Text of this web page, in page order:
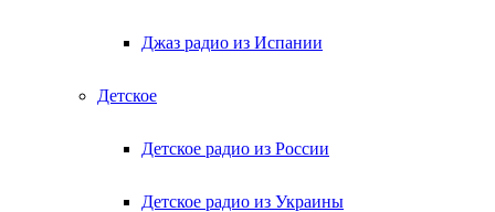
Джаз радио из Испании
Детское
Детское радио из России
Детское радио из Украины